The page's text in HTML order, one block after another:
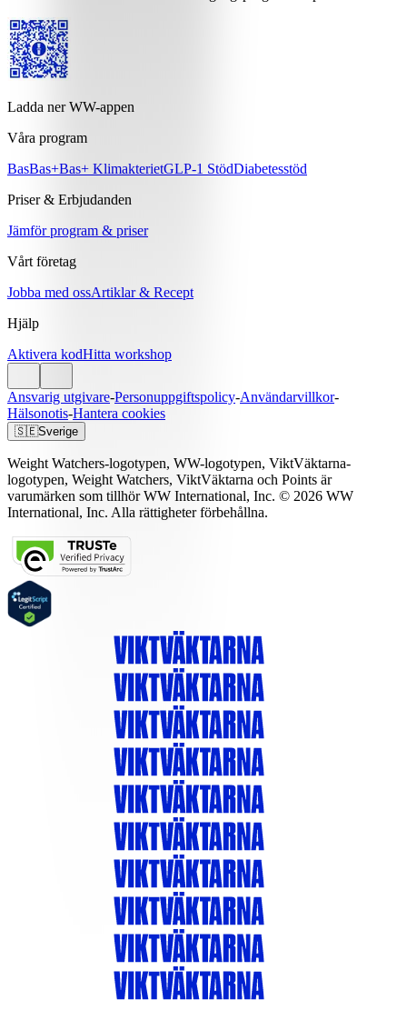
Ladda ner WW-appen
Våra program
BasBas+Bas+ KlimakterietGLP-1 StödDiabetesstöd
Priser & Erbjudanden
Jämför program & priser
Vårt företag
Jobba med ossArtiklar & Recept
Hjälp
Aktivera kodHitta workshop
Ansvarig utgivare-Personuppgiftspolicy-Användarvillkor-
Hälsonotis-Hantera cookies
🇸🇪Sverige
Weight Watchers-logotypen, WW-logotypen, ViktVäktarna-
logotypen, Weight Watchers, ViktVäktarna och Points är
varumärken som tillhör WW International, Inc. © 2026 WW
International, Inc. Alla rättigheter förbehållna.